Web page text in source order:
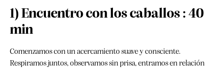
1) Encuentro con los caballos : 40
min
Comenzamos con un acercamiento suave y consciente.
Respiramos juntos, observamos sin prisa, entramos en relación